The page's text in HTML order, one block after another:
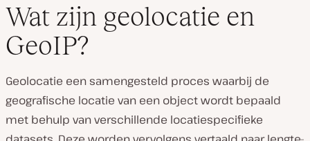
Wat zijn geolocatie en
GeoIP?
Geolocatie een samengesteld proces waarbij de
geografische locatie van een object wordt bepaald
met behulp van verschillende locatiespecifieke